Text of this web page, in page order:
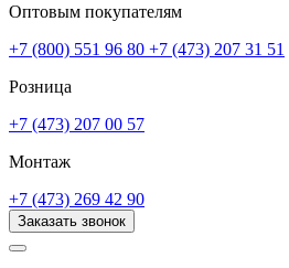
Оптовым покупателям
+7 (800) 551 96 80 +7 (473) 207 31 51
Розница
+7 (473) 207 00 57
Монтаж
+7 (473) 269 42 90
Заказать звонок